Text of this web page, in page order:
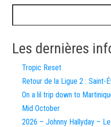
Les dernières
Tropic Reset
Retour de la Ligue 2 : Saint-
On a lil trip down to
Mid October
2026 – Johnny Hallyday –